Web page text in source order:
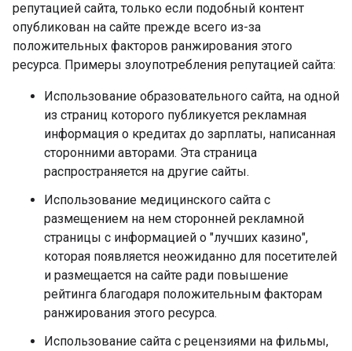
репутацией сайта, только если подобный контент
опубликован на сайте прежде всего из-за
положительных факторов ранжирования этого
ресурса. Примеры злоупотребления репутацией сайта:
Использование образовательного сайта, на одной
из страниц которого публикуется рекламная
информация о кредитах до зарплаты, написанная
сторонними авторами. Эта страница
распространяется на другие сайты.
Использование медицинского сайта с
размещением на нем сторонней рекламной
страницы с информацией о "лучших казино",
которая появляется неожиданно для посетителей
и размещается на сайте ради повышение
рейтинга благодаря положительным факторам
ранжирования этого ресурса.
Использование сайта с рецензиями на фильмы,